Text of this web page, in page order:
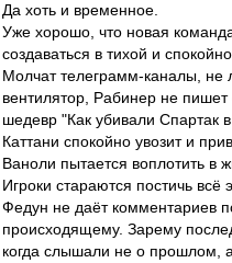
Да хоть и временное.
Уже хорошо, что новая
создаваться в тихой и
Молчат телеграмм-каналы, не
вентилятор, Рабинер не пишет
шедевр "Как убивали Спартак
Каттани спокойно увозит и
Ваноли пытается воплотить в
Игроки стараются постичь всё
Федун не даёт комментариев
происходящему. Зарему
когда слышали не о прошлом,